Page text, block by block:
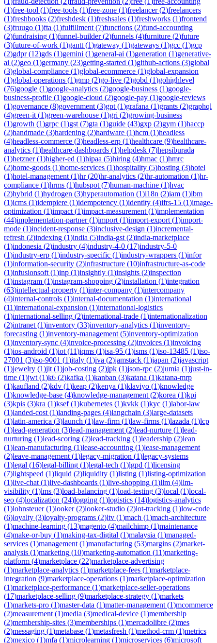
(1)free-tool (1)free-tools (1)free-zone (1)freelancer(2)freelancers
(1)freshbooks (2)freshdesk (1)freshsales (1)freshworks (1)frontend
(3)fruugo (1)fta (1)fulfillment (7)functions (2)fund-accounting
(2)fundraising (1)funnel-builder(2)funnels (4)furniture (2)future
(3)future-of-work (1)gantt (1)gateway (1)gateways (1)gcc (1)gcp
(2)gdpr(12)gds (1)gemini (1)general-ai (1)generation (1)generative-
ai (2)geo (1)germany (23)getting-started (1)github-actions (3)global
(3)global-compliance (1)global-ecommerce (1)global-expansion
(1)global-operations (1)gmp (2)go-live (2)gobd (1)gohighlevel
(76)google (1)google-analytics (2)google-business (1)google-
business-profile (1)google-cloud (2)google-pay (1)google-reviews
(1)governance (8)government (3)gpt (1)grafana (1)grants (2)graphql
(4)green-it (1)green-warehouse (1)gri (2)growing-business
(1)growth (1)grpc (1)gst (7)gta (1)guide (43)gxp (2)gym (1)haccp
(2)handmade (3)hardening (2)hardware (1)hcm (1)headless
(4)headless-commerce (3)headless-erp (1)healthcare (9)healthcare-
analytics (1)healthcare-dashboards (1)helpdesk (7)hepsiburada
(1)hetzner(1)higher-ed (1)hipaa (5)hiring (4)hmac (1)hmrc
(2)home-goods (1)home-services (1)hospitality (5)hosting (3)hotel
(1)hotel-management (1)hr(20)hr-analytics (2)hr-automation (1)hr-
compliance (1)hrms (1)hubspot (7)human-machine (1)hvac
(2)hybrid (1)hydrogen (3)hyperautomation (1)i18n (2)iam (1)ibm
(1)icms (1)idempiere (1)idempotency (1)identity (4)ifrs-15 (1)image-
optimization (1)impact (1)impact-measurement (1)implementation
(44)implementation-partner(1)import (1)import-export (1)import-
mode (1)incident-response (3)inclusive-design (1)incremental-
refresh (2)indexing (1)india (5)india-gst (2)india-marketplace
(1)indonesia (2)industry (4)industry-4-0 (17)industry-5-0
(1)industry-erp (1)industry-specific (1)industry-wrappers (1)infor
(1)information-security (2)infrastructure (10)infrastructure-as-code
(1)infusionsoft (1)inp (1)insightly (1)insights (2)inspection
(1)instagram (1)instagram-shopping (2)installation (1)integration
(63)intellectual-property (1)inter-company (1)intercompany
(4)internal-controls (1)internal-documentation (1)international
(11)international-expansion (1)international-logistics
(1)international-selling (2)international-trade (1)internationalization
(2)intranet (1)inventory (33)inventory-analytics (1)inventory-
forecasting (1)inventory-management (5)inventory-optimization
(1)inventory-sync (4)invoice-processing (2)invoices (1)invoicing
(1)ios-android (1)iot (11)iqms (1)isa-95 (1)isms (1)iso-13485 (1)iso-
27001 (3)iso-9001 (1)italy (1)iva (2)jamstack (1)japan (2)javascript
(1)jewelry (1)jit (1)job-costing (2)jpk (1)json-rpc (2)jumia (1)just-in-
time (1)jwt (1)k6 (2)kafka (1)kanban (3)katana (1)katana-mrp
(1)kaufland (2)kdv (1)keap (2)kenya (1)klaviyo (1)knowledge
(1)knowledge-base (4)knowledge-management (2)korea (1)kpi
(3)kpis (3)kra (1)ksef(1)kubernetes (1)kvkk (1)kyc (1)labor-law
(1)landed-cost (1)landing-pages (4)langchain (3)large-datasets
(1)latin-america (3)launch (1)law-firm (1)law-firms (1)lazada (1)lcp
(1)lead-generation (3)lead-management (2)lead-nurture (1)lead-
nurturing (1)lead-scoring (2)lead-tracking (1)leadership (2)lean
(1)lean-manufacturing (1)lease-accounting (1)lease-management
(2)leave-management (1)legacy-migration (1)legacy-systems
(1)legal (16)legal-billing (1)legal-tech (1)lgpd (1)licensing
(7)lightspeed (1)liquid (2)liquidity (1)listing (1)listing-optimization
(1)live-chat (1)live-dashboards (1)live-shopping (1)llm (4)llm-
visibility (1)lms (3)load-balancing (1)load-testing (3)local (1)local-
seo (4)localization (24)logging (1)logistics (14)logistics-analytics
(1)lohnsteuer(1)looker(2)looker-studio (2)lot-tracking (1)low-code
(6)loyalty (3)loyalty-programs (2)ltv (1)mach (1)mach-architecture
(1)machine-learning (13)magento (4)mailchimp (1)maintenance
(4)make-or-buy (1)making-tax-digital (1)malaysia (1)managed-
services (1)management (1)manufacturing (53)margins (2)market-
analysis (1)marketing (10)marketing-automation (11)marketing-
platform (4)marketplace (22)marketplace-advertising
(1)marketplace-analytics (1)marketplace-fees (1)marketplace-
integration (9)marketplace-operations (1)marketplace-optimization
(1)marketplace-performance (1)marketplace-seller-operations
(17)marketplace-selling (9)marketplace-strategy (1)markets
(1)markets-pro (1)master-data (1)matter-management (1)mcommerce
(2)measurement (1)media (3)medical-device (1)membership
(2)membership-sites (3)memberships (1)mercadolibre (2)mes
(2)messaging (1)metabase (1)metasfresh (1)method-crm (1)metrics
(2)mexico (1)mfa (1)microlearning (1)microservices (6)microsoft